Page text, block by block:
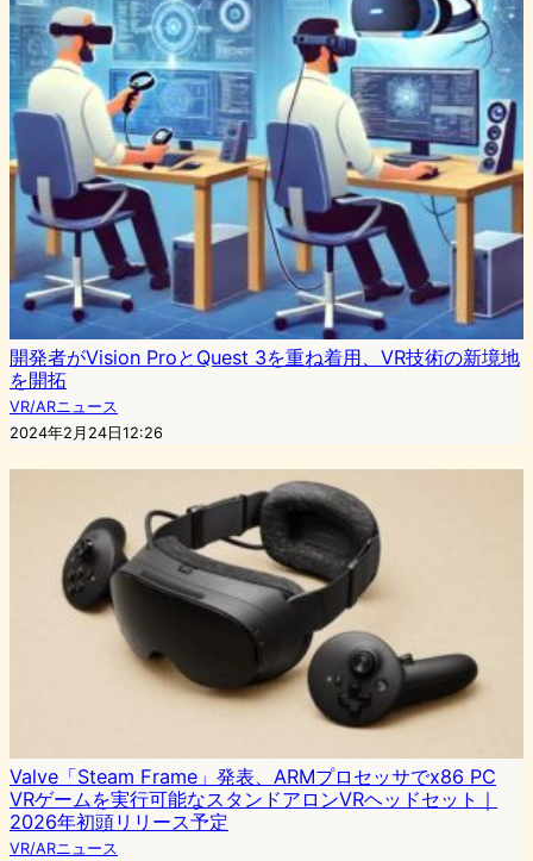
開発者がVision ProとQuest 3を重ね着用、VR技術の新境地
を開拓
VR/ARニュース
2024年2月24日12:26
Valve「Steam Frame」発表、ARMプロセッサでx86 PC
VRゲームを実行可能なスタンドアロンVRヘッドセット｜
2026年初頭リリース予定
VR/ARニュース